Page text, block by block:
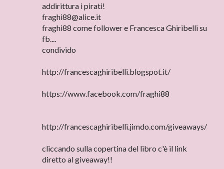
addirittura i pirati!
fraghi88@alice.it
fraghi88 come follower e Francesca Ghiribelli su
fb....
condivido
http://francescaghiribelli.blogspot.it/
https://www.facebook.com/fraghi88
http://francescaghiribelli.jimdo.com/giveaways/
cliccando sulla copertina del libro c'è il link
diretto al giveaway!!